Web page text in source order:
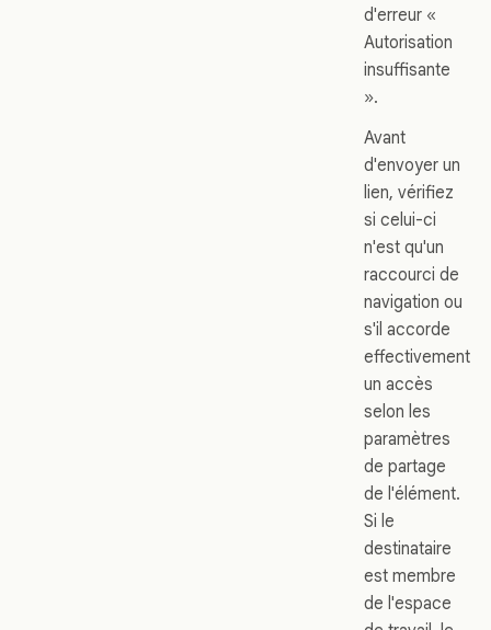
d'erreur «
Autorisation
insuffisante
».
Avant
d'envoyer un
lien, vérifiez
si celui-ci
n'est qu'un
raccourci de
navigation ou
s'il accorde
effectivement
un accès
selon les
paramètres
de partage
de l'élément.
Si le
destinataire
est membre
de l'espace